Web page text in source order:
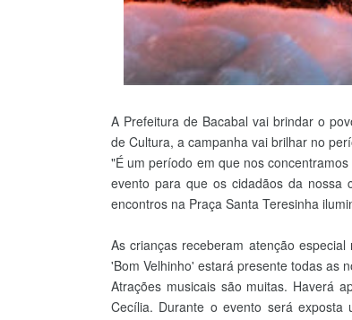
A Prefeitura de Bacabal vai brindar o
de Cultura, a campanha vai brilhar no
"É um período em que nos
evento para que os cidadãos da nossa
encontros na Praça Santa Teresinha
As crianças receberam atenção
'Bom Velhinho' estará presente todas as
Atrações musicais são muitas. Haverá
Cecília. Durante o evento será